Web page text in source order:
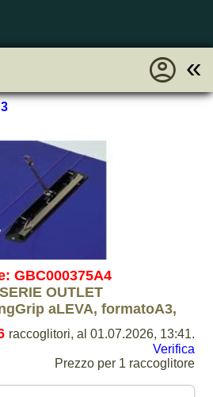
«
account_circle
GBC000375A4
OUTLET
aLEVA, formatoA3,
raccoglitori, al 01.07.2026, 13:41.
Verifica
Prezzo per 1 raccoglitore